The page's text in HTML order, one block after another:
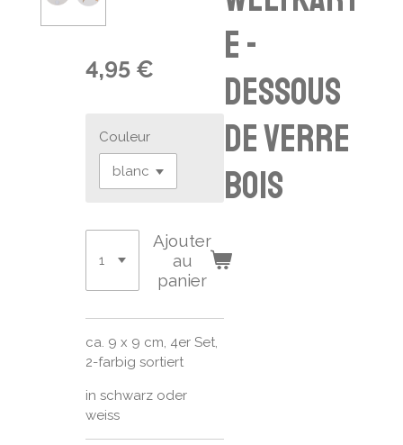
e -
Dessous
de verre
bois
4,95 €
Couleur
Ajouter
au
panier
ca. 9 x 9 cm, 4er Set,
2-farbig sortiert
in schwarz oder
weiss